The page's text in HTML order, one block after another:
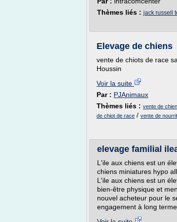
Thèmes liés : jack russell
Elevage de chiens
vente de chiots de race
Houssin
Voir la suite
Par : PJAnimaux
Thèmes liés : vente de
de chiot de race / vente de
elevage familial
L'ile aux chiens est un
chiens miniatures hypo
L'ile aux chiens est un
bien-être physique et
nouvel acheteur pour le
engagement à long terme.